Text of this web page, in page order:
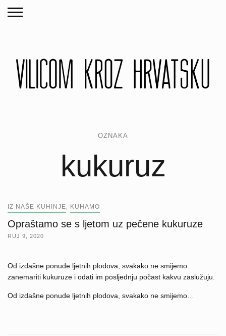
OZNAKA
kukuruz
IZ NAŠE KUHINJE KUHAMO
Opraštamo se s ljetom uz pečene kukuruze
RUJ 9, 2020
Od izdašne ponude ljetnih plodova, svakako ne smijemo
zanemariti kukuruze i odati im posljednju počast kakvu zaslužuju.
Od izdašne ponude ljetnih plodova, svakako ne smijemo…